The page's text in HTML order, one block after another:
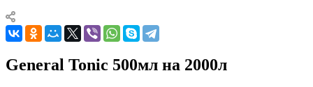
General Tonic 500мл на 2000л